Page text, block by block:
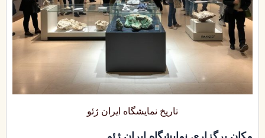
تاریخ نمایشگاه ایران ژئو